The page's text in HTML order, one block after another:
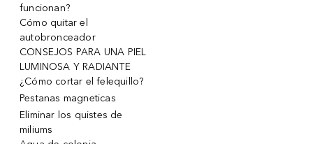
funcionan?
Cómo quitar el
autobronceador
CONSEJOS PARA UNA PIEL
LUMINOSA Y RADIANTE
¿Cómo cortar el felequillo?
Pestanas magneticas
Eliminar los quistes de
miliums